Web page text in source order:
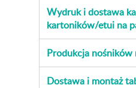
Wydruk i dostawa
kartoników/etui na
Produkcja nośników
Dostawa i montaż